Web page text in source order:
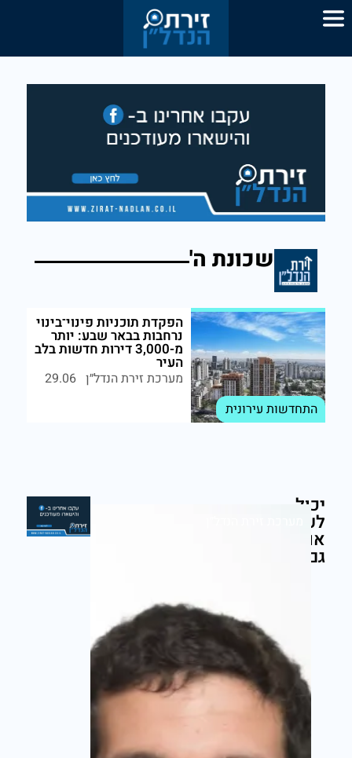
יכול
לעניין
אותך
גם
שכונת ה'
התחדשות עירונית
הפקדת תוכניות פינוי־בינוי
נרחבות בבאר שבע: יותר
מ-3,000 דירות חדשות בלב
העיר
מערכת זירת הנדל״ן 29.06